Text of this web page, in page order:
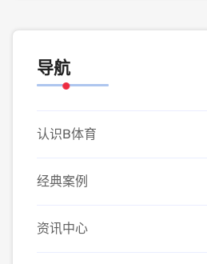
导航
认识B体育
经典案例
资讯中心